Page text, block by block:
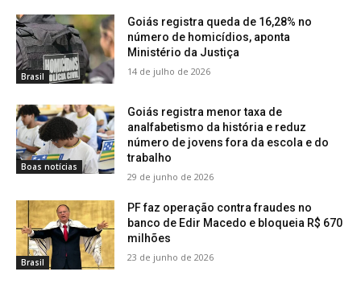
Brasil
Goiás registra queda de 16,28% no
número de homicídios, aponta
Ministério da Justiça
14 de julho de 2026
Boas notícias
Goiás registra menor taxa de
analfabetismo da história e reduz
número de jovens fora da escola e do
trabalho
29 de junho de 2026
Brasil
PF faz operação contra fraudes no
banco de Edir Macedo e bloqueia R$ 670
milhões
23 de junho de 2026